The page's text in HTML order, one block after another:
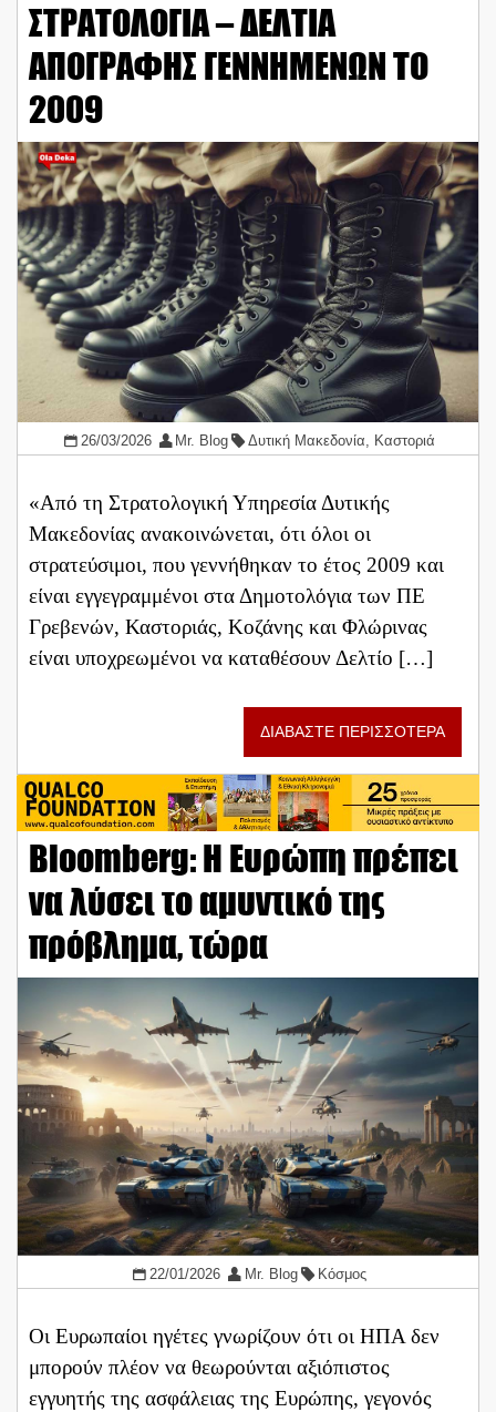
ΣΤΡΑΤΟΛΟΓΙΑ – ΔΕΛΤΙΑ
ΑΠΟΓΡΑΦΗΣ ΓΕΝΝΗΜΕΝΩΝ ΤΟ
2009
26/03/2026 Mr. Blog Δυτική Μακεδονία, Καστοριά
«Από τη Στρατολογική Υπηρεσία Δυτικής
Μακεδονίας ανακοινώνεται, ότι όλοι οι
στρατεύσιμοι, που γεννήθηκαν το έτος 2009 και
είναι εγγεγραμμένοι στα Δημοτολόγια των ΠΕ
Γρεβενών, Καστοριάς, Κοζάνης και Φλώρινας
είναι υποχρεωμένοι να καταθέσουν Δελτίο […]
ΔΙΑΒΑΣΤΕ ΠΕΡΙΣΣΟΤΕΡΑ
Bloomberg: Η Ευρώπη πρέπει
να λύσει το αμυντικό της
πρόβλημα, τώρα
22/01/2026 Mr. Blog Κόσμος
Οι Ευρωπαίοι ηγέτες γνωρίζουν ότι οι ΗΠΑ δεν
μπορούν πλέον να θεωρούνται αξιόπιστος
εγγυητής της ασφάλειας της Ευρώπης, γεγονός